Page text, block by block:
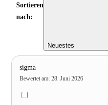
Sortieren
nach:
Neuestes
sigma
Bewertet am: 28. Juni 2026